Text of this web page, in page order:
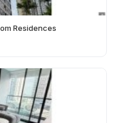
Residences